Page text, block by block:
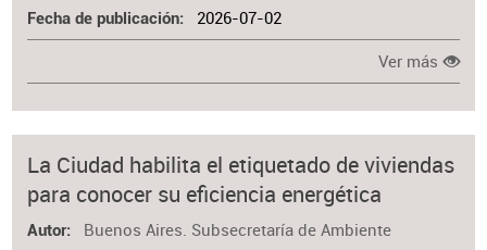
Fecha de publicación 2026-07-02
Ver más
La Ciudad habilita el etiquetado de viviendas
para conocer su eficiencia energética
Autor Buenos Aires. Subsecretaría de Ambiente